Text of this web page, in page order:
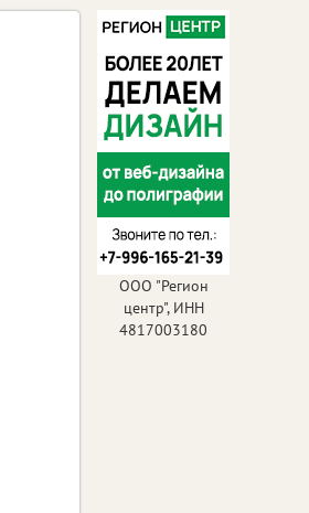
ООО "Регион
центр", ИНН
4817003180